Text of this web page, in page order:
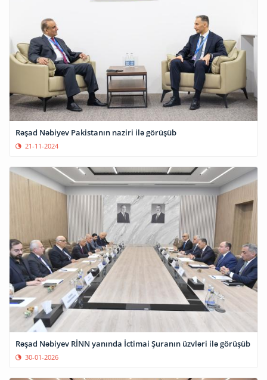
Rəşad Nəbiyev Pakistanın naziri ilə görüşüb
21-11-2024
Rəşad Nəbiyev RİNN yanında İctimai Şuranın üzvləri ilə görüşüb
30-01-2026